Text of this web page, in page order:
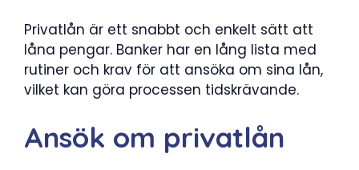
Privatlån är ett snabbt och enkelt sätt att
låna pengar. Banker har en lång lista med
rutiner och krav för att ansöka om sina lån,
vilket kan göra processen tidskrävande.
Ansök om privatlån